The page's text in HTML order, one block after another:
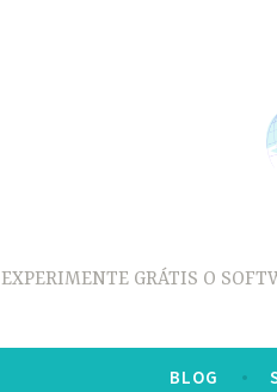
EXPERIMENTE GRÁTIS O
BLOG